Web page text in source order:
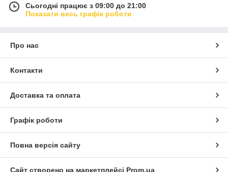
Сьогодні працює з 09:00 до 21:00
Показати весь графік роботи
Про нас
Контакти
Доставка та оплата
Графік роботи
Повна версія сайту
Сайт створено на маркетплейсі Prom.ua